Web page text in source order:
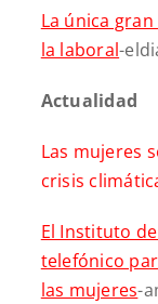
La única
la laboral-
Actualidad
Las mujeres
crisis
El Instituto
telefónico
las mujeres-